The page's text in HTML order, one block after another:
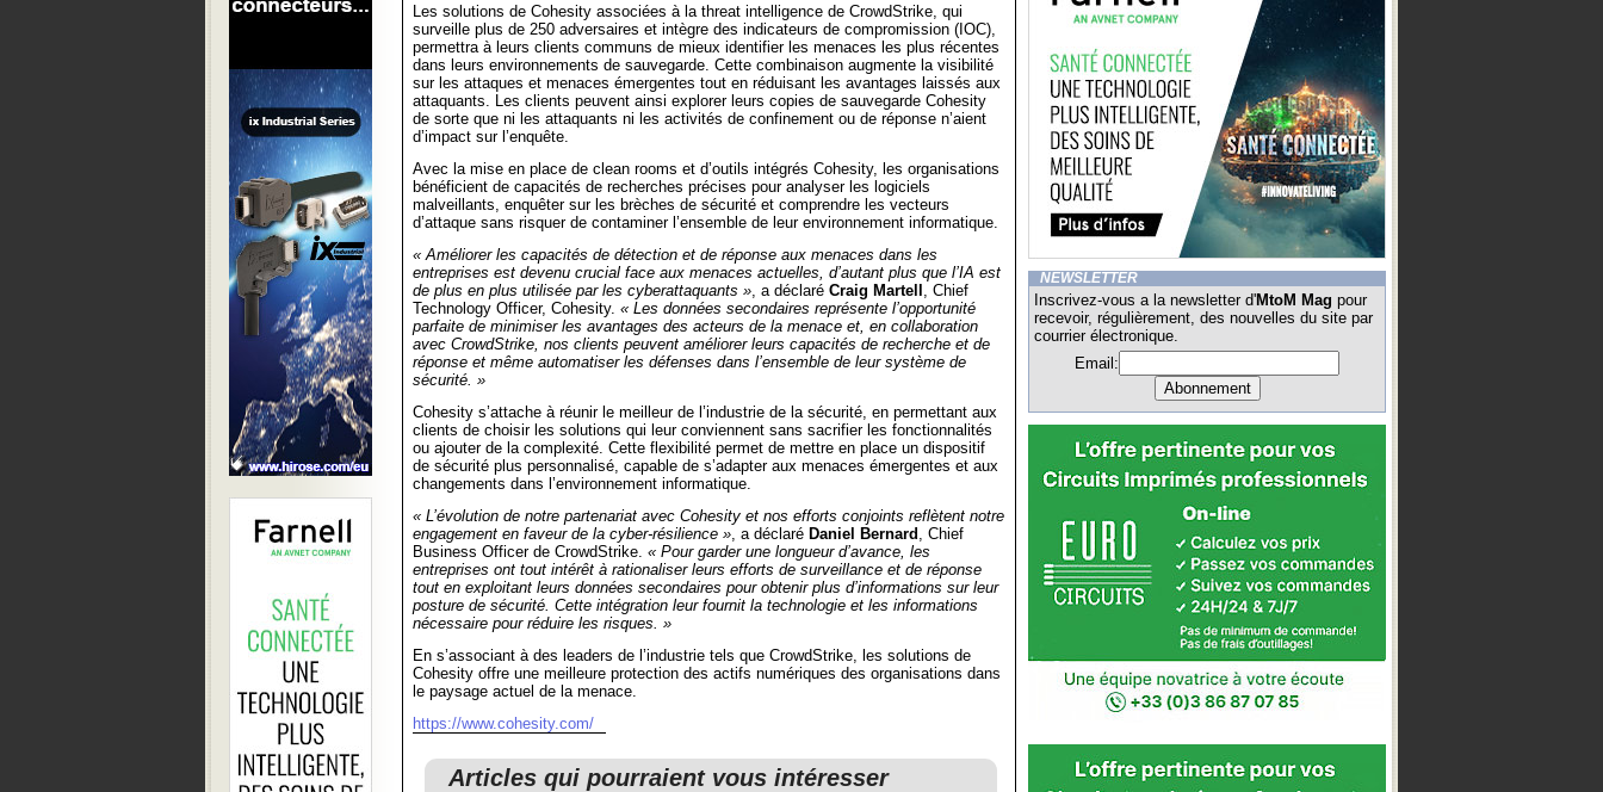
Les solutions de Cohesity associées à la threat intelligence de CrowdStrike, qui
surveille plus de 250 adversaires et intègre des indicateurs de compromission (IOC),
permettra à leurs clients communs de mieux identifier les menaces les plus récentes
dans leurs environnements de sauvegarde. Cette combinaison augmente la visibilité
sur les attaques et menaces émergentes tout en réduisant les avantages laissés aux
attaquants. Les clients peuvent ainsi explorer leurs copies de sauvegarde Cohesity
de sorte que ni les attaquants ni les activités de confinement ou de réponse n’aient
d’impact sur l’enquête.
Avec la mise en place de clean rooms et d’outils intégrés Cohesity, les organisations
bénéficient de capacités de recherches précises pour analyser les logiciels
malveillants, enquêter sur les brèches de sécurité et comprendre les vecteurs
d’attaque sans risquer de contaminer l’ensemble de leur environnement informatique.
« Améliorer les capacités de détection et de réponse aux menaces dans les
entreprises est devenu crucial face aux menaces actuelles, d’autant plus que l’IA est
de plus en plus utilisée par les cyberattaquants », a déclaré Craig Martell , Chief
Technology Officer, Cohesity. « Les données secondaires représente l’opportunité
parfaite de minimiser les avantages des acteurs de la menace et, en collaboration
avec CrowdStrike, nos clients peuvent améliorer leurs capacités de recherche et de
réponse et même automatiser les défenses dans l’ensemble de leur système de
sécurité. »
Cohesity s’attache à réunir le meilleur de l’industrie de la sécurité, en permettant aux
clients de choisir les solutions qui leur conviennent sans sacrifier les fonctionnalités
ou ajouter de la complexité. Cette flexibilité permet de mettre en place un dispositif
de sécurité plus personnalisé, capable de s’adapter aux menaces émergentes et aux
changements dans l’environnement informatique.
« L’évolution de notre partenariat avec Cohesity et nos efforts conjoints reflètent notre
engagement en faveur de la cyber-résilience », a déclaré Daniel Bernard , Chief
Business Officer de CrowdStrike. « Pour garder une longueur d’avance, les
entreprises ont tout intérêt à rationaliser leurs efforts de surveillance et de réponse
tout en exploitant leurs données secondaires pour obtenir plus d’informations sur leur
posture de sécurité. Cette intégration leur fournit la technologie et les informations
nécessaire pour réduire les risques. »
En s’associant à des leaders de l’industrie tels que CrowdStrike, les solutions de
Cohesity offre une meilleure protection des actifs numériques des organisations dans
le paysage actuel de la menace.
https://www.cohesity.com/
Articles qui pourraient vous intéresser
NEWSLETTER
Inscrivez-vous a la newsletter d'MtoM Mag pour
recevoir, régulièrement, des nouvelles du site par
courrier électronique.
Email: